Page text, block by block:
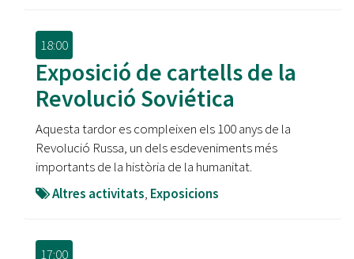
18:00
Exposició de cartells de la
Revolució Soviética
Aquesta tardor es compleixen els 100 anys de la
Revolució Russa, un dels esdeveniments més
importants de la història de la humanitat.
Altres activitats, Exposicions
17:00